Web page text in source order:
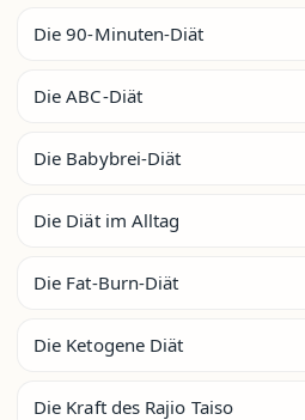
Die 90-Minuten-Diät
Die ABC-Diät
Die Babybrei-Diät
Die Diät im Alltag
Die Fat-Burn-Diät
Die Ketogene Diät
Die Kraft des Rajio Taiso